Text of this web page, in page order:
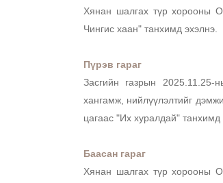
Хянан шалгах түр хорооны
Чингис хаан" танхимд эхэлнэ.
Пүрэв гараг
Засгийн газрын 2025.11.25-
хангамж, нийлүүлэлтийг
цагаас "Их хуралдай" танхимд
Баасан гараг
Хянан шалгах түр хорооны